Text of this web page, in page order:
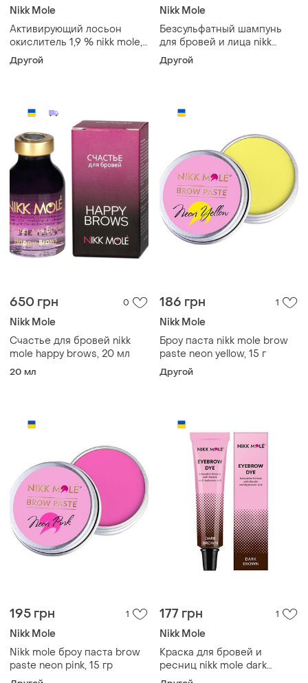
Nikk Mole
Активирующий лосьон
окислитель 1,9 % nikk mole,
30 мл
Другой
Nikk Mole
Безсульфатный шампунь
для бровей и лица nikk
mole, 150 мл
Другой
650 грн 0
Nikk Mole
Счастье для бровей nikk
mole happy brows, 20 мл
20 мл
186 грн 1
Nikk Mole
Броу паста nikk mole brow
paste neon yellow, 15 г
Другой
195 грн 1
Nikk Mole
Nikk mole броу паста brow
paste neon pink, 15 гр
177 грн 1
Nikk Mole
Краска для бровей и
ресниц nikk mole dark
brown 15 ml